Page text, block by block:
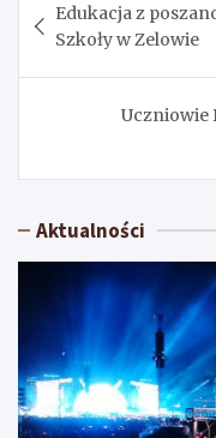
wpisu
Edukacja z
Szkoły w Zelowie
Uczniowie
Aktualności